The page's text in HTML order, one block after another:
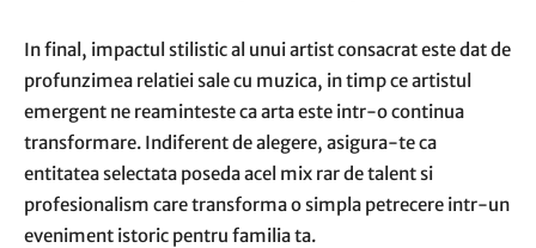
In final, impactul stilistic al unui artist consacrat este dat de
profunzimea relatiei sale cu muzica, in timp ce artistul
emergent ne reaminteste ca arta este intr-o continua
transformare. Indiferent de alegere, asigura-te ca
entitatea selectata poseda acel mix rar de talent si
profesionalism care transforma o simpla petrecere intr-un
eveniment istoric pentru familia ta.